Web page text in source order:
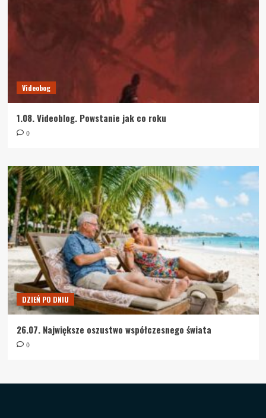
Videobog
1.08. Videoblog. Powstanie jak co roku
0
DZIEŃ PO DNIU
26.07. Największe oszustwo współczesnego świata
0